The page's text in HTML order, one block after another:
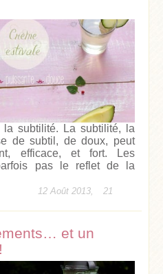
la subtilité. La subtilité, la
de subtil, de doux, peut
efficace, et fort. Les
pas le reflet de la
12 Août 2013, 21
et un